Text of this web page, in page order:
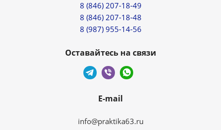
8 (846) 207-18-49
8 (846) 207-18-48
8 (987) 955-14-56
Оставайтесь на связи
E-mail
info@praktika63.ru